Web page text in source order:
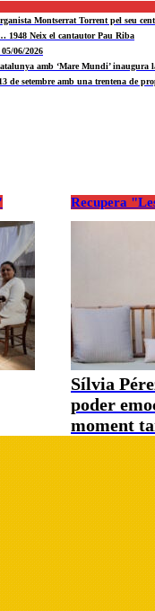
Montserrat Torrent pel seu
1948 Neix el cantautor Pau Riba
06/2026
amb ‘Mare Mundi’ inaugura
de setembre amb una trentena de
Recupera
Sílvia
poder
moment